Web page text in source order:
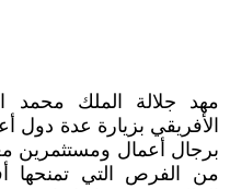
مهد جلالة الملك محمد
الأفريقي بزيارة عدة دول
برجال أعمال ومستثمرين
من الفرص التي تمنحها